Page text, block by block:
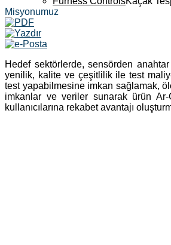
Misyonumuz
Hedef sektörlerde, sensörden
yenilik, kalite ve çeşitlilik ile test
test yapabilmesine imkan sağlamak,
imkanlar ve veriler sunarak ürün
kullanıcılarına rekabet avantajı